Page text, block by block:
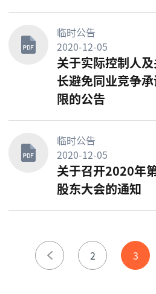
临时公告
2020-12-05
关于实际控制人
长避免同业竞争
限的公告
临时公告
2020-12-05
关于召开2020年
股东大会的通知
2 3